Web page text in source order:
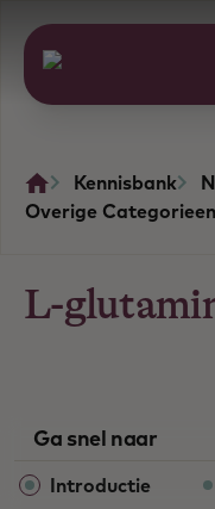
Kennisbank
Overige Categorieen
L-
Ga snel naar
Introductie